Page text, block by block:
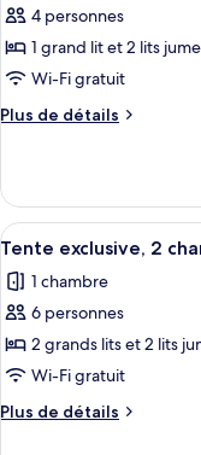
4 personnes
1 grand lit et 2 lits
Wi-Fi gratuit
Plus de détails
Plus
Bungalow
Prestige
Afficher
toutes
les
photos
pour
ce
type
de
3
Tente exclusive, 2
1 chambre
6 personnes
2 grands lits et 2 lits
Wi-Fi gratuit
Plus de détails
Plus